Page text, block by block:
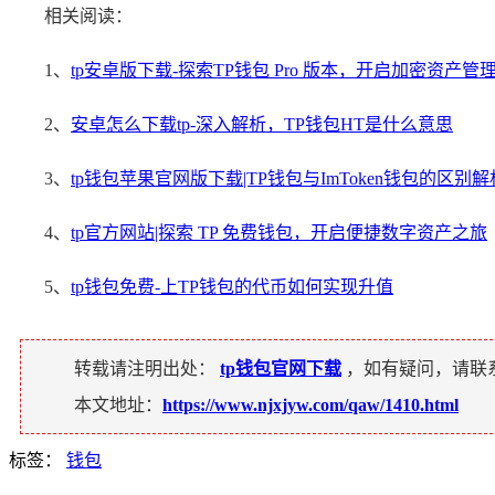
相关阅读：
1、 tp安卓版下载-探索TP钱包 Pro 版本，开启加密资产管
2、 安卓怎么下载tp-深入解析，TP钱包HT是什么意思
3、 tp钱包苹果官网版下载|TP钱包与ImToken钱包的区别解
4、 tp官方网站|探索 TP 免费钱包，开启便捷数字资产之旅
5、 tp钱包免费-上TP钱包的代币如何实现升值
转载请注明出处： tp钱包官网下载 ，如有疑问，请联
本文地址： https://www.njxjyw.com/qaw/1410.html
标签： 钱包